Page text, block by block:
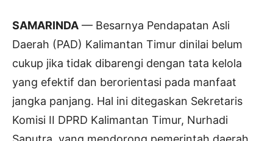
SAMARINDA — Besarnya Pendapatan Asli
Daerah (PAD) Kalimantan Timur dinilai belum
cukup jika tidak dibarengi dengan tata kelola
yang efektif dan berorientasi pada manfaat
jangka panjang. Hal ini ditegaskan Sekretaris
Komisi II DPRD Kalimantan Timur, Nurhadi